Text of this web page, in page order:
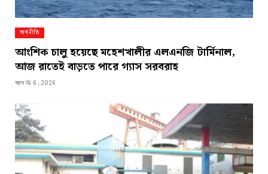
অর্থনীতি
আংশিক চালু হয়েছে মহেশখালীর এলএনজি টার্মিনাল,
আজ রাতেই বাড়তে পারে গ্যাস সরবরাহ
আগস্ট 6, 2026